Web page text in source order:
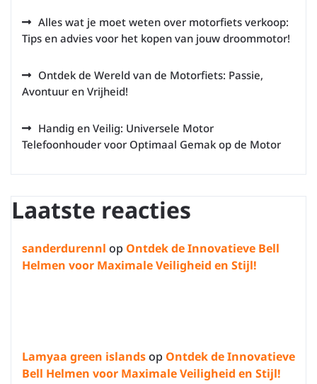
Alles wat je moet weten over motorfiets verkoop:
Tips en advies voor het kopen van jouw droommotor!
Ontdek de Wereld van de Motorfiets: Passie,
Avontuur en Vrijheid!
Handig en Veilig: Universele Motor
Telefoonhouder voor Optimaal Gemak op de Motor
Laatste reacties
sanderdurennl op Ontdek de Innovatieve Bell
Helmen voor Maximale Veiligheid en Stijl!
Lamyaa green islandsop Ontdek de Innovatieve
Bell Helmen voor Maximale Veiligheid en Stijl!